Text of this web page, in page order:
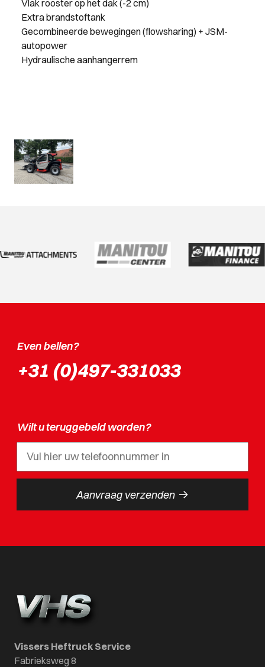
Vlak rooster op het dak (-2 cm)
Extra brandstoftank
Gecombineerde bewegingen (flowsharing) + JSM-
autopower
Hydraulische aanhangerrem
Even bellen?
+31 (0)497-331033
Wilt u teruggebeld worden?
Aanvraag verzenden ->
Vissers Heftruck Service
Fabrieksweg 8